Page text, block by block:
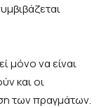
μόνο να είναι
και οι
των πραγμάτων.